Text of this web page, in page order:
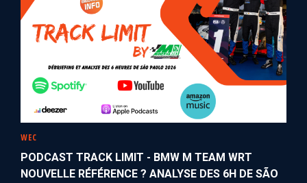
WEC
PODCAST TRACK LIMIT - BMW M TEAM WRT
NOUVELLE RÉFÉRENCE ? ANALYSE DES 6H DE SÃO